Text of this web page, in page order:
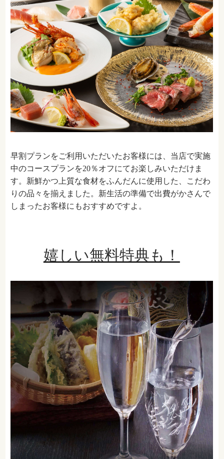
早割プランをご利用いただいたお客様には、当店で実施
中のコースプランを20％オフにてお楽しみいただけま
す。新鮮かつ上質な食材をふんだんに使用した、こだわ
りの品々を揃えました。新生活の準備で出費がかさんで
しまったお客様にもおすすめですよ。
嬉しい無料特典も！